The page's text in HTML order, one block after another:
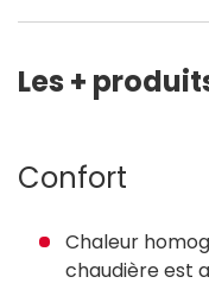
Les +
Confort
Chaleur
chaudière est